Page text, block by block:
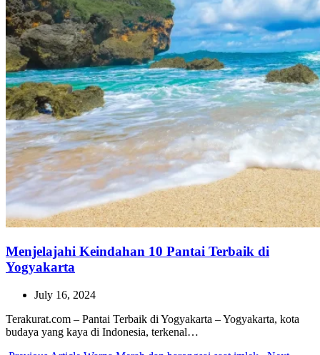
Menjelajahi Keindahan 10 Pantai Terbaik di
Yogyakarta
July 16, 2024
Terakurat.com – Pantai Terbaik di Yogyakarta – Yogyakarta, kota
budaya yang kaya di Indonesia, terkenal…